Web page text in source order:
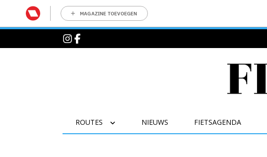
MAGAZINE TOEVOEGEN
ROUTES NIEUWS FIETSAGENDA